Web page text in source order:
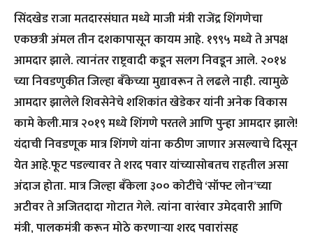
सिंदखेड राजा मतदारसंघात मध्ये माजी मंत्री राजेंद्र शिंगणेचा
एकछत्री अंमल तीन दशकापासून कायम आहे. १९९५ मध्ये ते अपक्ष
आमदार झाले. त्यानंतर राष्ट्रवादी कडून सलग निवडून आले. २०१४
च्या निवडणुकीत जिल्हा बँकेच्या मुद्यावरून ते लढले नाही. त्यामुळे
आमदार झालेले शिवसेनेचे शशिकांत खेडेकर यांनी अनेक विकास
कामे केली.मात्र २०१९ मध्ये शिंगणे परतले आणि पुन्हा आमदार झाले!
यंदाची निवडणूक मात्र शिंगणे यांना कठीण जाणार असल्याचे दिसून
येत आहे.फूट पडल्यावर ते शरद पवार यांच्यासोबतच राहतील असा
अंदाज होता. मात्र जिल्हा बँकेला ३०० कोटींचे ‘सॉफ्ट लोन’च्या
अटीवर ते अजितदादा गोटात गेले. त्यांना वारंवार उमेदवारी आणि
मंत्री, पालकमंत्री करून मोठे करणाऱ्या शरद पवारांसह